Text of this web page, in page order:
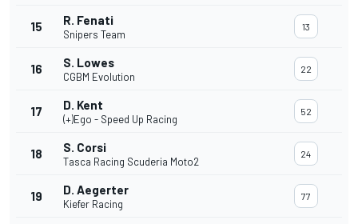
15 R. Fenati
Snipers Team
13
16 S. Lowes
CGBM Evolution
22
17 D. Kent
(+)Ego - Speed Up Racing
52
18 S. Corsi
Tasca Racing Scuderia Moto2
24
19 D. Aegerter
Kiefer Racing
77